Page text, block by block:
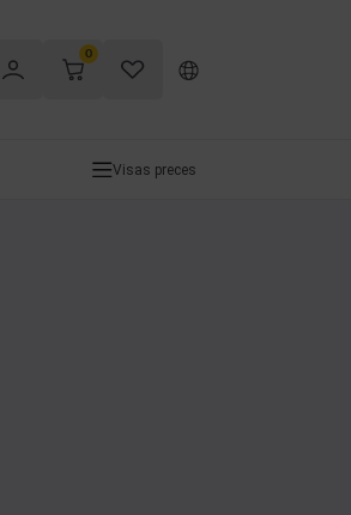
0
Visas preces